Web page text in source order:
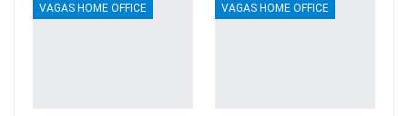
VAGAS HOME OFFICE VAGAS HOME OFFICE